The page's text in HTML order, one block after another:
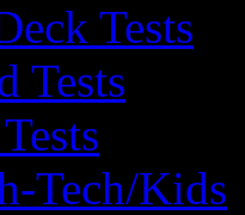
Tests
Tests
Tech/Kids